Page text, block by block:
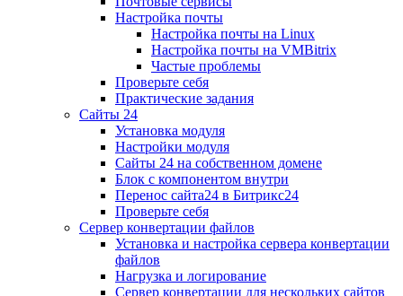
Настройка почты
Настройка почты на Linux
Настройка почты на VMBitrix
Частые проблемы
Проверьте себя
Практические задания
Сайты 24
Установка модуля
Настройки модуля
Сайты 24 на собственном домене
Блок с компонентом внутри
Перенос сайта24 в Битрикс24
Проверьте себя
Сервер конвертации файлов
Установка и настройка сервера конвертации
файлов
Нагрузка и логирование
Сервер конвертации для нескольких сайтов